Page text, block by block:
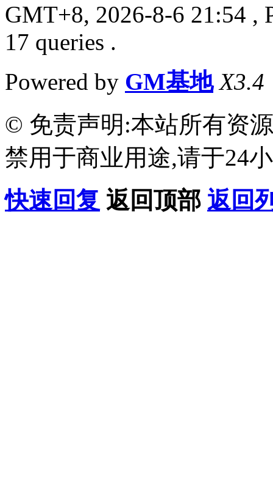
GMT+8, 2026-8-6 21:54 ,
17 queries .
Powered by GM基地 X3.4
© 免责声明:本站所有资
禁用于商业用途,请于24
快速回复 返回顶部 返回